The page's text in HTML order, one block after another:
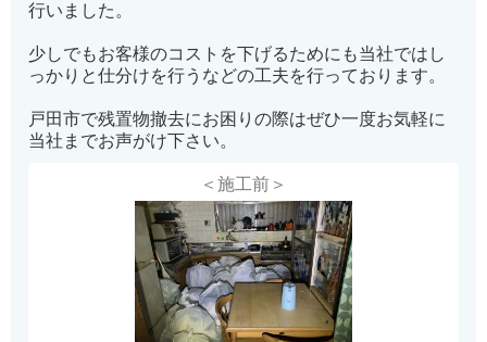
行いました。
少しでもお客様のコストを下げるためにも当社ではし
っかりと仕分けを行うなどの工夫を行っております。
戸田市で残置物撤去にお困りの際はぜひ一度お気軽に
当社までお声がけ下さい。
＜施工前＞